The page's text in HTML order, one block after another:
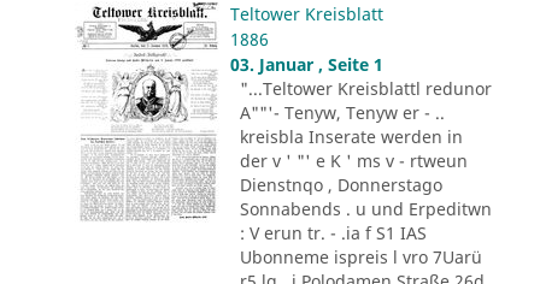
Teltower Kreisblatt
1886
03. Januar , Seite 1
"...Teltower Kreisblattl redunor
A""'- Tenyw, Tenyw er - ..
kreisbla Inserate werden in
der v ' "' e K ' ms v - rtweun
Dienstnqo , Donnerstago
Sonnabends . u und Erpeditwn
: V erun tr. - .ia f S1 IAS
Ubonneme ispreis l vro 7Uarü